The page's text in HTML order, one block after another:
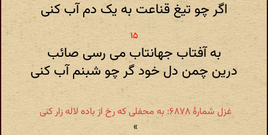
اگر چو تیغ قناعت به یک دم آب کنی
به آفتاب جهانتاب می رسی صائب
درین چمن دل خود گر چو شبنم آب کنی
غزل شمارهٔ ۶۸۷۸: به محفلی که رخ از باده لاله زار کنی
»